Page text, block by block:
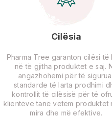
Cilësia
Pharma Tree garanton cilësi të
në të gjitha produktet e saj.
angazhohemi për të
standarde të larta prodhimi
kontrollit të cilësisë për të
klientëve tanë vetëm produktet
mira dhe më efektive.